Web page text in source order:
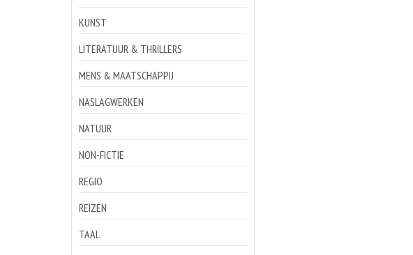
KUNST
LITERATUUR & THRILLERS
MENS & MAATSCHAPPIJ
NASLAGWERKEN
NATUUR
NON-FICTIE
REGIO
REIZEN
TAAL